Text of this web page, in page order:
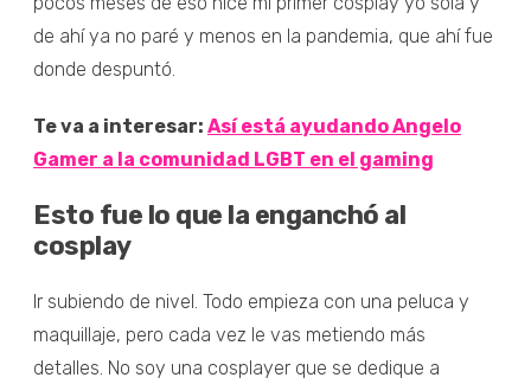
de ahí ya no paré y menos en la pandemia, que ahí fue
donde despuntó.
Te va a interesar: Así está ayudando Angelo
Gamer a la comunidad LGBT en el gaming
Esto fue lo que la enganchó al
cosplay
Ir subiendo de nivel. Todo empieza con una peluca y
maquillaje, pero cada vez le vas metiendo más
detalles. No soy una cosplayer que se dedique a